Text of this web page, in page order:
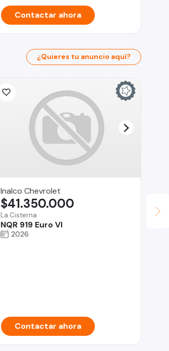
Contactar ahora
¿Quieres tu anuncio aquí?
Inalco Chevrolet
La Cisterna
NQR 919 Euro VI
$41.350.000
2026
Contactar ahora